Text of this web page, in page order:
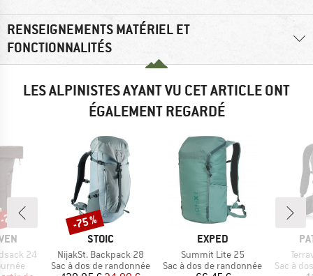
RENSEIGNEMENTS MATÉRIEL ET
FONCTIONNALITÉS
LES ALPINISTES AYANT VU CET ARTICLE ONT
ÉGALEMENT REGARDÉ
24
%
MARQUE
STOIC
Article
NijakSt. Backpack 28
Product group
Sac à dos de randonnée
Remise
-75 %
MARQUE
EXPED
Article
Summit Lite 25
Product group
Sac à dos de randonnée
Product
Sac à